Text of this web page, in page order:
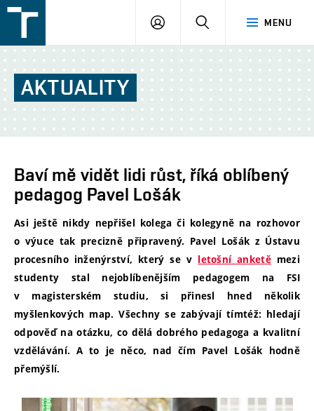
v
Brně
MENU
PŘIHLÁŠENÍ
AKTUALITY
Baví mě vidět lidi růst, říká oblíbený
pedagog Pavel Lošák
Asi ještě nikdy nepřišel kolega či kolegyně na rozhovor
o výuce tak precizně připravený. Pavel Lošák z Ústavu
procesního inženýrství, který se v
letošní anketěmezi
studenty stal nejoblíbenějším pedagogem na FSI
v magisterském studiu, si přinesl hned několik
myšlenkových map. Všechny se zabývají tímtéž: hledají
odpověď na otázku, co dělá dobrého pedagoga a kvalitní
vzdělávání. A to je něco, nad čím Pavel Lošák hodně
přemýšlí.